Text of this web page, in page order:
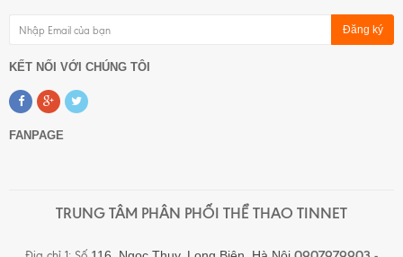
Đăng ký
KẾT NỐI VỚI CHÚNG TÔI
FANPAGE
TRUNG TÂM PHÂN PHỐI THỂ THAO TINNET